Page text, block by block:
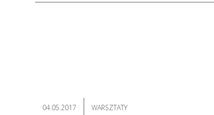
04.05.2017 WARSZTATY